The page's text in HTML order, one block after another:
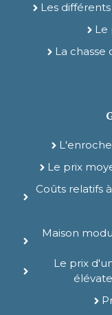
Les
Le
La chasse
Le prix
Coûts relatifs
Maison
Le prix